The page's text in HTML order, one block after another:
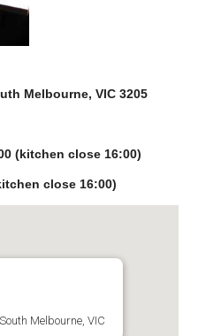
Melbourne, VIC 3205
(kitchen close 16:00)
close 16:00)
Melbourne, VIC